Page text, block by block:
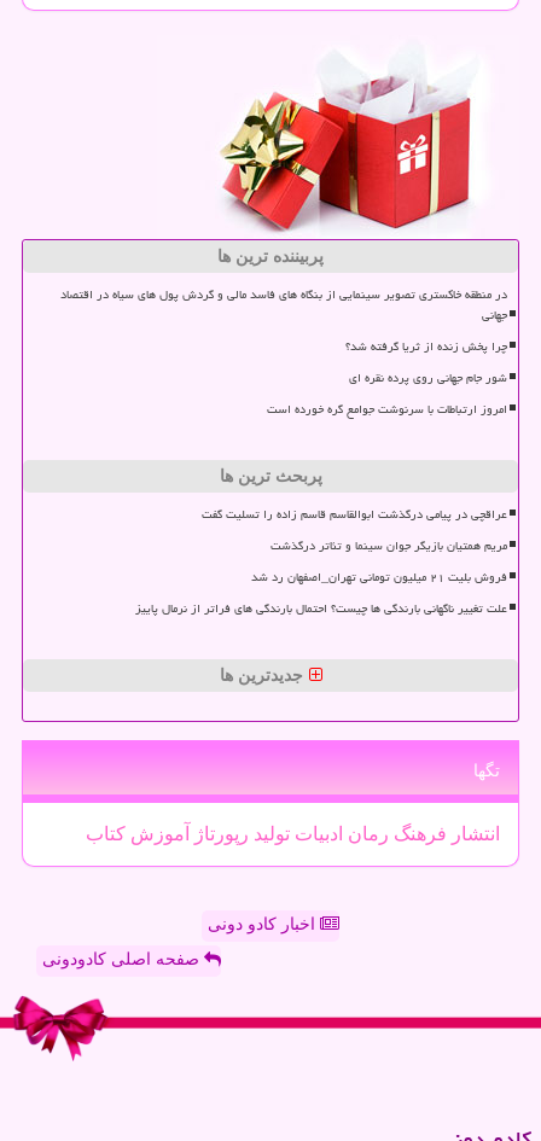
پربیننده ترین ها
در منطقه خاکستری تصویر سینمایی از بنگاه های فاسد مالی و گردش پول های سیاه در اقتصاد
جهانی
چرا پخش زنده از ثریا گرفته شد؟
شور جام جهانی روی پرده نقره ای
امروز ارتباطات با سرنوشت جوامع گره خورده است
پربحث ترین ها
عراقچی در پیامی درگذشت ابوالقاسم قاسم زاده را تسلیت گفت
مریم همتیان بازیگر جوان سینما و تئاتر درگذشت
فروش بلیت ۲۱ میلیون تومانی تهران_اصفهان رد شد
علت تغییر ناگهانی بارندگی ها چیست؟ احتمال بارندگی های فراتر از نرمال پاییز
جدیدترین ها
تگها
انتشار فرهنگ رمان ادبیات تولید رپورتاژ آموزش كتاب
اخبار کادو دونی
صفحه اصلی کادودونی